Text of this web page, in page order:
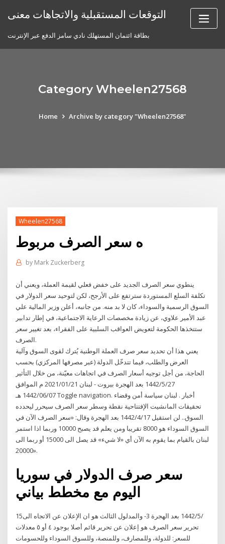
التوقعات المستقبلية والاتجاهات معنى
بطاقة ائتمان المستهلك نادي سامز الدفع عبر الإنترنت
Category Wheelen27568
Home Archive by category "Wheelen27568"
Wheelen27568
ه سعر الصرف مربوط
by Mark Zuckerberg
ينطوي سعر الصرف الجديد على خفض فعلي لقيمة العملة، ويعني أن
تكلفة السلع المستوردة سترتفع على الأرجح، لكن لتوحيد سعر الدولار في
السوق الرسمية والسوداء، كان لا بد منه. من جانبه، أعلن وزير المالية علي
عبد الأمير علاوي، عن زيادة مخصصات الرعاية الاجتماعية، في إطار تدابير
ستتخذها الحكومة لتعويض العواقب السلبية على الفقراء، بعد تغيير سعر
الصرف.
يعني هذا أن تحديد سعر صرف العملة الوطنية يُترك لقوى السوق وآلية
العرض والطلب، فيما تتدخّل الدولة (عبر مصرفها المركزي) بحسب
الحاجة، من أجل توجيه أسعار الصرف في اتجاهات معيّنة، من خلال التأثير
27‏‏/5‏‏/1442 بعد الهجرة بيروت - لبنان 2021/01/21 م الموافق
1442/06/07 هـ Toggle navigation. أخبار . لبنان سياسة أمن وقضاء
تحقيقات المانشيت الإفتتاحية نقطة وسطر سعر الصرف سيحرر ليحدده
السوق.. لن استقيل 17‏‏/4‏‏/1442 بعد الهجرة وقال: «سعر الصرف الآن في
السوق السوداء هو 8000 تقريبا ومن يعلم قد يصبح 10000 وربما اذا استمر
لبنان بالقيام بما يقوم به الآن أي «لا شيء» قد يصل الى 15000 أو ربما الى
20000».
سعر صرف الدولار في سوريا
اليوم مع مخطط بياني
15‏‏/5‏‏/1442 بعد الهجرة 3- والمدلول الثالث هو ان الإعلان عن الاتجاه الى
تحرير سعر الصرف هو إعلان عن تحرير قائم أصلا بوجود ٤ أو ٥ معدلات
للسعر: للدولة، وللمصارف، وللمنصة، وللسوق السوداء وللحسومات